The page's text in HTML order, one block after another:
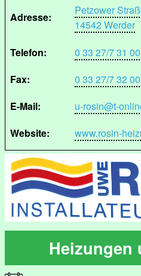
Adresse:
Petzower
14542 Werder
Telefon:
0 33 27/7 31
Fax:
0 33 27/7 32
E-Mail:
u-rosin@t-
Website:
www.rosin-
Heizungen